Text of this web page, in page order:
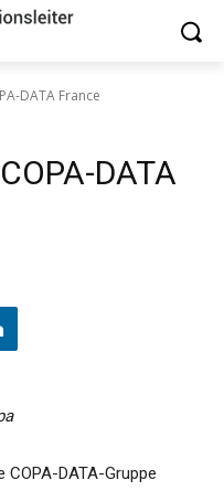
DATA France
DATA
COPA-DATA-Gruppe